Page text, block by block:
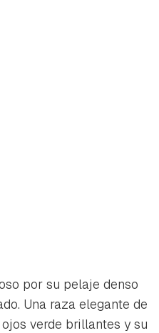
por su pelaje denso
Una raza elegante de
verde brillantes y su